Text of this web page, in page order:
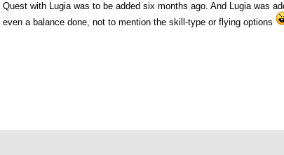
Quest with Lugia was to be added six months ago. And Lugia was
even a balance done, not to mention the skill-type or flying options